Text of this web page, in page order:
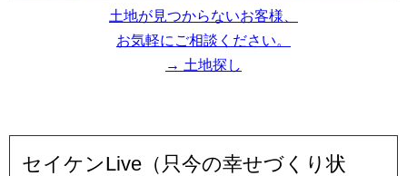
土地が見つからないお客様、
お気軽にご相談ください。
→ 土地探し
セイケンLive（只今の幸せづくり状